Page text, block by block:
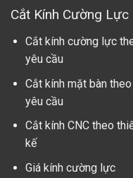
Cắt Kính Cường Lực
Cắt kính cường lực
yêu cầu
Cắt kính mặt bàn theo
yêu cầu
Cắt kính CNC theo
kế
Giá kính cường lực